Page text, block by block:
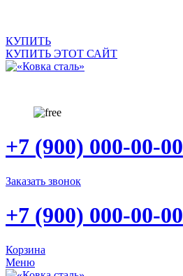
КУПИТЬ
КУПИТЬ ЭТОТ САЙТ
+7 (900) 000-00-00
Заказать звонок
+7 (900) 000-00-00
Корзина
Меню